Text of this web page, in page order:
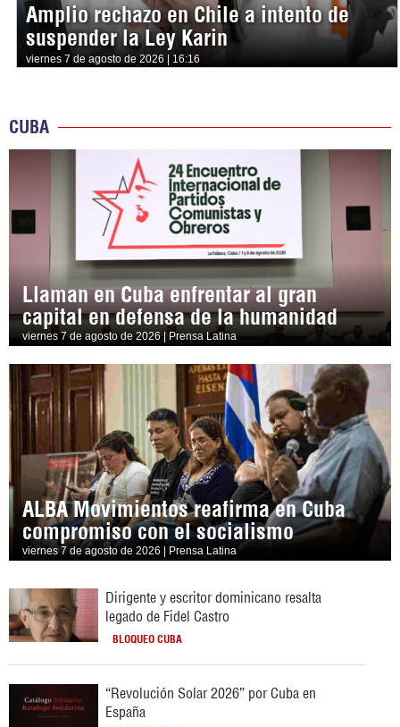
Amplio rechazo en Chile a intento de
suspender la Ley Karin
viernes 7 de agosto de 2026 | 16:16
CUBA
Llaman en Cuba enfrentar al gran
capital en defensa de la humanidad
viernes 7 de agosto de 2026 | Prensa Latina
ALBA Movimientos reafirma en Cuba
compromiso con el socialismo
viernes 7 de agosto de 2026 | Prensa Latina
Dirigente y escritor dominicano resalta
legado de Fidel Castro
BLOQUEO CUBA
“Revolución Solar 2026” por Cuba en
España